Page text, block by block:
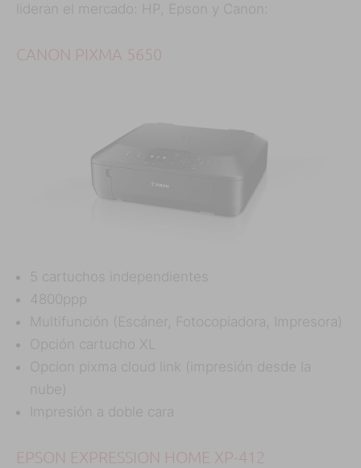
lideran el mercado: HP, Epson y Canon:
CANON PIXMA 5650
5 cartuchos independientes
4800ppp
Multifunción (Escáner, Fotocopiadora, Impresora)
Opción cartucho XL
Opcion pixma cloud link (impresión desde la
nube)
Impresión a doble cara
EPSON EXPRESSION HOME XP-412